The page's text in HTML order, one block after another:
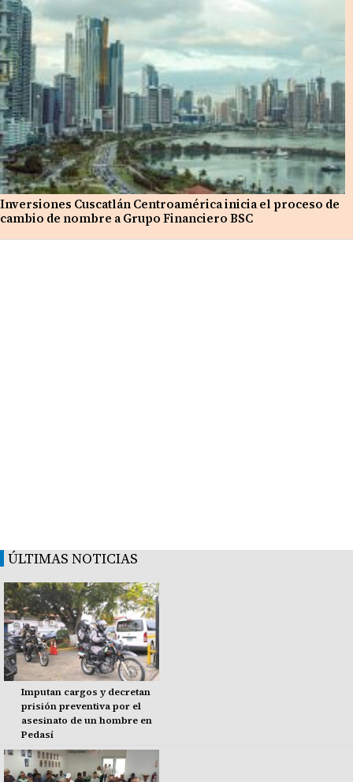
Inversiones Cuscatlán Centroamérica inicia el proceso de
cambio de nombre a Grupo Financiero BSC
ÚLTIMAS NOTICIAS
Imputan cargos y decretan
prisión preventiva por el
asesinato de un hombre en
Pedasí